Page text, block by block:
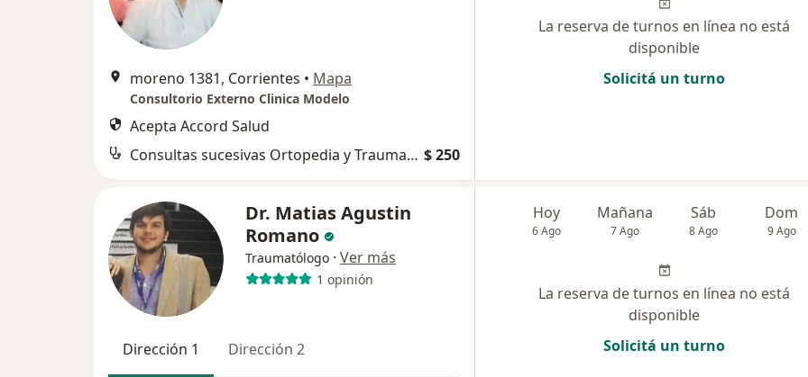
moreno 1381, Corrientes • Mapa
Consultorio Externo Clinica Modelo
Acepta Accord Salud
Consultas sucesivas Ortopedia y Traumatología $ 250
La reserva de turnos en línea no está
disponible
Solicitá un turno
Dr. Matias Agustin
Romano
Traumatólogo · Ver más
1 opinión
Dirección 1 Dirección 2
Hoy
6 Ago
Mañana
7 Ago
Sáb
8 Ago
Dom
9 Ago
La reserva de turnos en línea no está
disponible
Solicitá un turno